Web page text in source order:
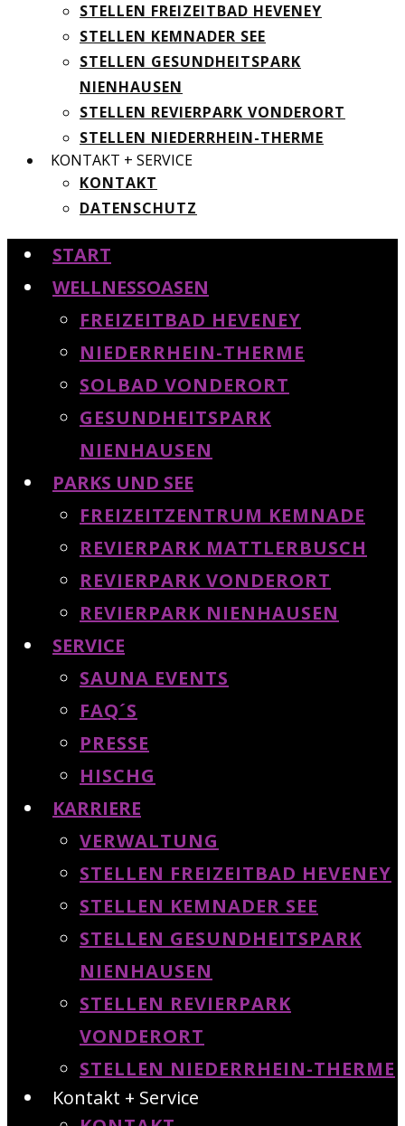
STELLEN FREIZEITBAD HEVENEY
STELLEN KEMNADER SEE
STELLEN GESUNDHEITSPARK
NIENHAUSEN
STELLEN REVIERPARK VONDERORT
STELLEN NIEDERRHEIN-THERME
KONTAKT + SERVICE
KONTAKT
DATENSCHUTZ
START
WELLNESSOASEN
FREIZEITBAD HEVENEY
NIEDERRHEIN-THERME
SOLBAD VONDERORT
GESUNDHEITSPARK
NIENHAUSEN
PARKS UND SEE
FREIZEITZENTRUM KEMNADE
REVIERPARK MATTLERBUSCH
REVIERPARK VONDERORT
REVIERPARK NIENHAUSEN
SERVICE
SAUNA EVENTS
FAQ´S
PRESSE
HISCHG
KARRIERE
VERWALTUNG
STELLEN FREIZEITBAD HEVENEY
STELLEN KEMNADER SEE
STELLEN GESUNDHEITSPARK
NIENHAUSEN
STELLEN REVIERPARK
VONDERORT
STELLEN NIEDERRHEIN-THERME
Kontakt + Service